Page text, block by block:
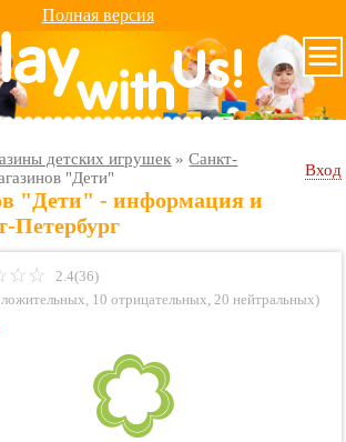
Полная версия
детских игрушек »Санкт-
"Дети" Вход
"Дети" - информация и
Петербург
2.4(36)
, 10 отрицательных,20 нейтральных)